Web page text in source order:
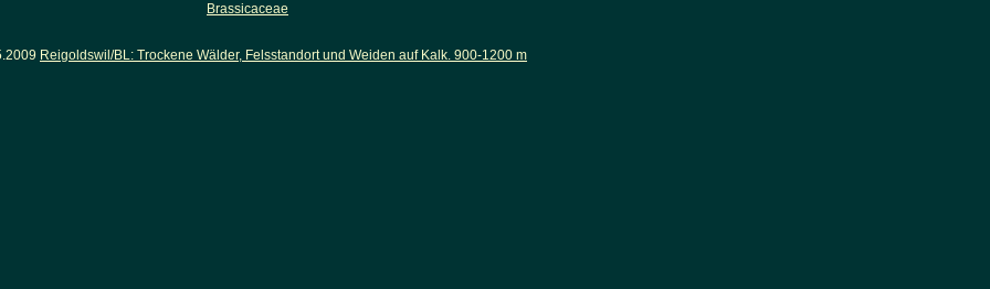
Brassicaceae
Reigoldswil/BL: Trockene Wälder, Felsstandort und Weiden auf Kalk. 900-1200 m